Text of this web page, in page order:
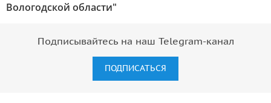
Вологодской области"
Подписывайтесь на наш Telegram-канал
ПОДПИСАТЬСЯ